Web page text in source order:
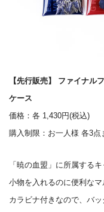
【先行販売】 ファイナ
ケース
価格：各 1,430円(税込)
購入制限：お一人様 各3点
「暁の血盟」に所属する
小物を入れるのに便利なマ
カラビナ付きなので、バッ